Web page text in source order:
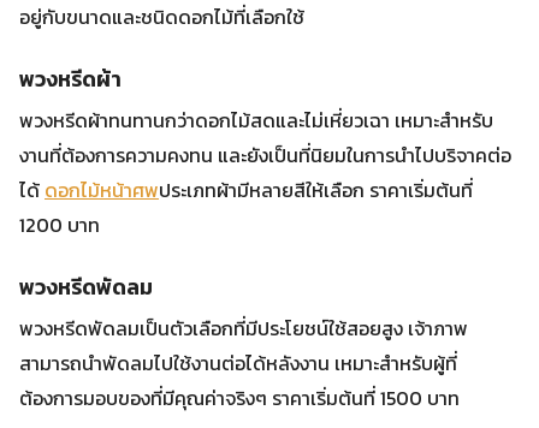
อยู่กับขนาดและชนิดดอกไม้ที่เลือกใช้
พวงหรีดผ้า
พวงหรีดผ้าทนทานกว่าดอกไม้สดและไม่เหี่ยวเฉา เหมาะสำหรับ
งานที่ต้องการความคงทน และยังเป็นที่นิยมในการนำไปบริจาคต่อ
ได้ ดอกไม้หน้าศพประเภทผ้ามีหลายสีให้เลือก ราคาเริ่มต้นที่
1200 บาท
พวงหรีดพัดลม
พวงหรีดพัดลมเป็นตัวเลือกที่มีประโยชน์ใช้สอยสูง เจ้าภาพ
สามารถนำพัดลมไปใช้งานต่อได้หลังงาน เหมาะสำหรับผู้ที่
ต้องการมอบของที่มีคุณค่าจริงๆ ราคาเริ่มต้นที่ 1500 บาท